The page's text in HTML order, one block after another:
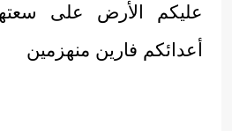
عليكم الأرض على
أعدائكم فارين منهزمين